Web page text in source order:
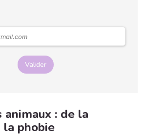
Valider
animaux : de la
phobie